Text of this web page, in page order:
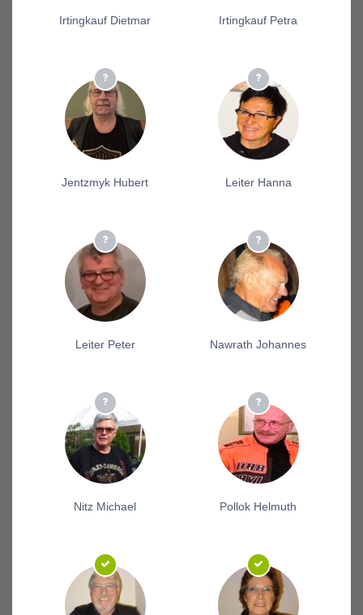
Irtingkauf Dietmar Irtingkauf Petra
Jentzmyk Hubert Leiter Hanna
Leiter Peter Nawrath Johannes
Nitz Michael Pollok Helmuth